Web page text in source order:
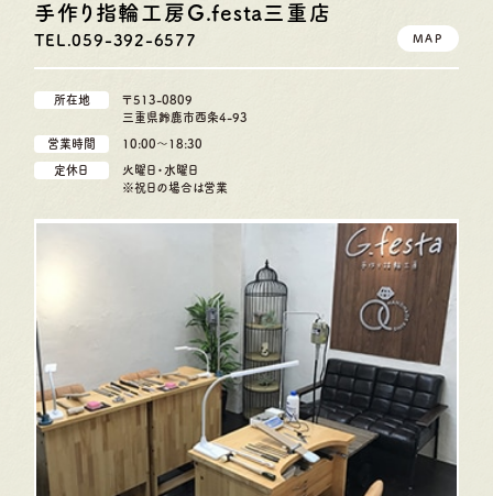
手作り指輪工房G.festa 三重店
TEL.059-392-6577 MAP
所在地
〒513-0809
三重県鈴鹿市西条4-93
営業時間 10:00〜18:30
定休日
火曜日・水曜日
※祝日の場合は営業